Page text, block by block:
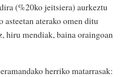
(%20ko jeitsiera) aurkeztu
asteetan aterako omen ditu
hiru mendiak, baina oraingoan
herriko matarrasak: